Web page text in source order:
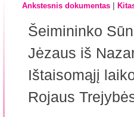
Ankstesnis dokumentas |
Šeimininko
Jėzaus iš
Ištaisomąjį
Rojaus